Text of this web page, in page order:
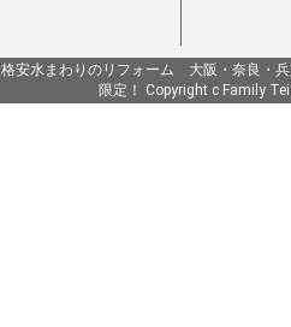
格安水まわりのリフォーム 大阪・奈良・
限定！ Copyright c Family